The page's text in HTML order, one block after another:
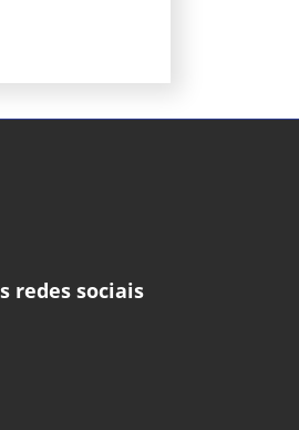
redes sociais